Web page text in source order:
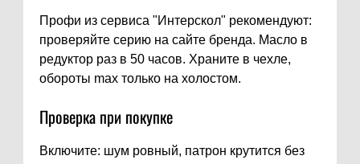
Профи из сервиса "Интерскол" рекомендуют:
проверяйте серию на сайте бренда. Масло в
редуктор раз в 50 часов. Храните в чехле,
обороты max только на холостом.
Проверка при покупке
Включите: шум ровный, патрон крутится без